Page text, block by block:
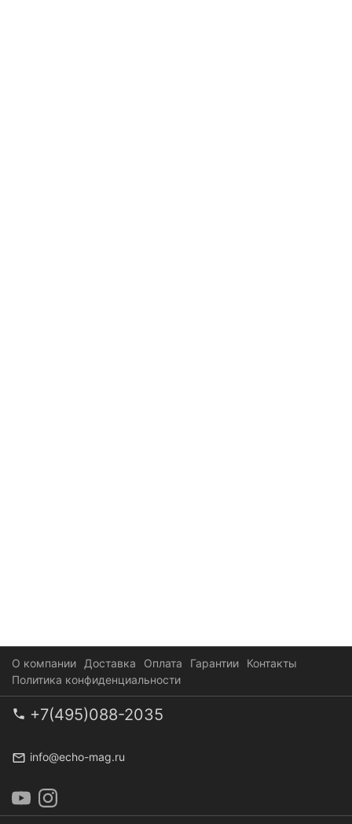
О компании Доставка Оплата Гарантии
Контакты
Политика конфиденциальности
+7(495)088-2035
info@echo-mag.ru